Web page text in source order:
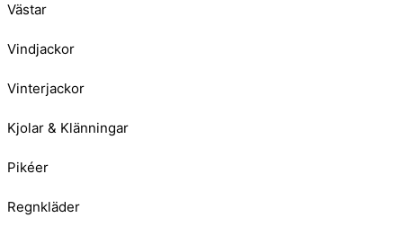
Västar
Vindjackor
Vinterjackor
Kjolar & Klänningar
Pikéer
Regnkläder